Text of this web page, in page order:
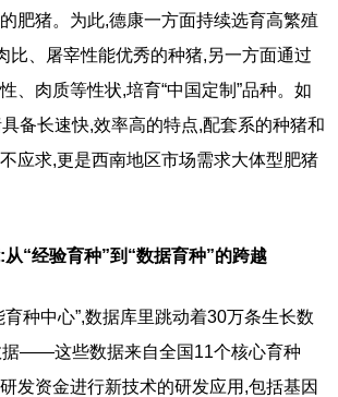
肥猪。为此,德康一方面持续选育高繁殖
比、屠宰性能优秀的种猪,另一方面通过
、肉质等性状,培育“中国定制”品种。如
备长速快,效率高的特点,配套系的种猪和
应求,更是西南地区市场需求大体型肥猪
“经验育种”到“数据育种”的跨越
种中心”,数据库里跳动着30万条生长数
据——这些数据来自全国11个核心育种
发资金进行新技术的研发应用,包括基因